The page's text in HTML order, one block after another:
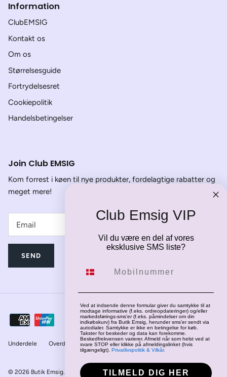
Information
ClubEMSIG
Kontakt os
Om os
Størrelsesguide
Fortrydelsesret
Cookiepolitik
Handelsbetingelser
Join Club EMSIG
Kom forrest i køen til nye produkter, fordelagtige rabatter og
meget mere!
SEND
Underdele Overdele Jakker Fodtøj
© 2026 Butik Emsig. Drevet af Shopify
Club Emsig VIP
Vil du være en del af vores
eksklusive SMS liste?
Ved at indsende denne formular giver du samtykke til at
modtage informative (f.eks. ordreopdateringer) og/eller
markedsførings-sms’er (f.eks. påmindelser om din
indkøbskurv) fra Butik Emsig, herunder sms’er sendt via
autodialer. Samtykke er ikke en betingelse for køb.
Takster for beskeder og data kan forekomme.
Beskedfrekvensen varierer. Afmeld når som helst ved at
svare STOP eller klikke på afmeldingslinket (hvis
tilgængeligt). Privatlivspolitik & Vilkår.
TILMELD DIG HER